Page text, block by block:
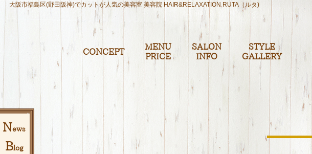
大阪市福島区(野田阪神)でカットが人気の美容室 美容院 HAIR&RELAXATION RUTA（ルタ)
CONCEPT
MENU
PRICE
SALON
INFO
STYLE
GALLERY
News
Blog